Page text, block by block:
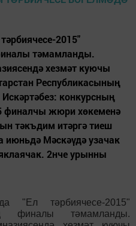
2015"
тәмамланды.
хезмәт куючы
Республикасының
конкурсның
финалчы жюри хөкеменә
тәкъдим итәргә тиеш
Мәскәүдә узачак
2нче урынны
"Ел тәрбиячесе-2015"
финалы тәмамланды.